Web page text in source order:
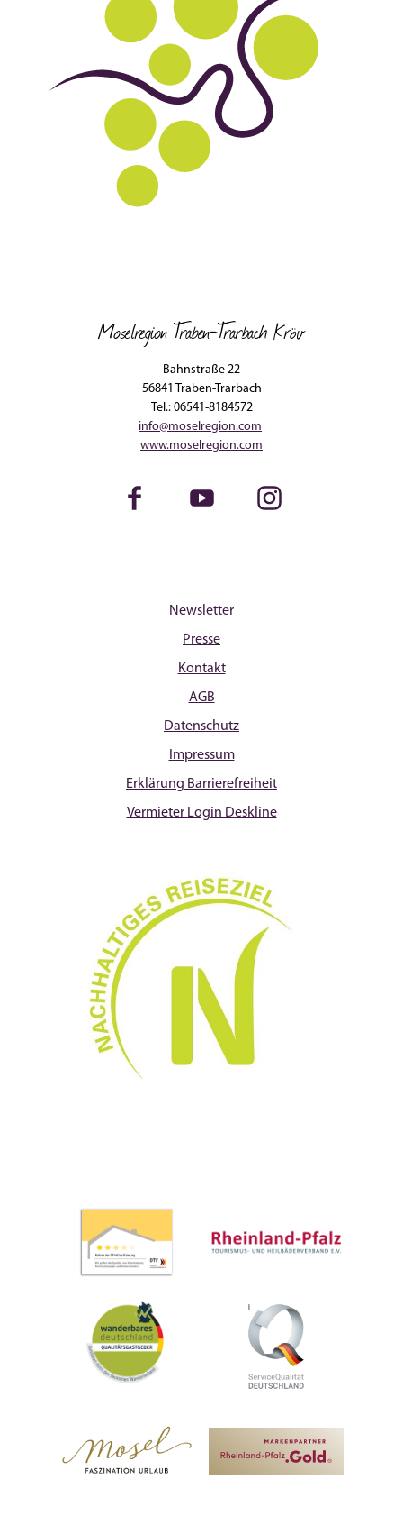
Moselregion Traben-Trarbach Kröv
Bahnstraße 22
56841 Traben-Trarbach
Tel.: 06541-8184572
info@moselregion.com
www.moselregion.com
Facebook Youtube Instagram
Newsletter
Presse
Kontakt
AGB
Datenschutz
Impressum
Erklärung Barrierefreiheit
Vermieter Login Deskline